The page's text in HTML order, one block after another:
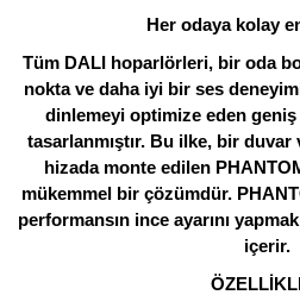
Her odaya kolay
Tüm DALI hoparlörleri, bir oda
nokta ve daha iyi bir ses
dinlemeyi optimize eden geniş
tasarlanmıştır. Bu ilke, bir duvar
hizada monte edilen
mükemmel bir çözümdür.
performansın ince ayarını
içerir.